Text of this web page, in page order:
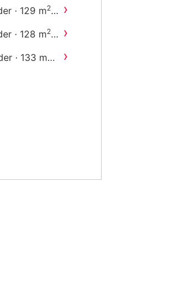
· 129 m2 ›
· 128 m2 ›
· 133 m ›
· 205